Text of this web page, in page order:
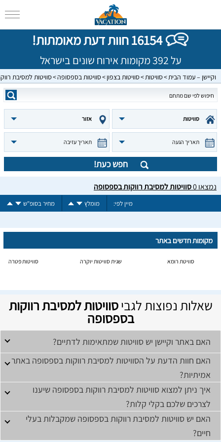
16154 חוות דעת מאומתות!
על 392 מקומות אירוח שונים בישראל
וקיישן – עמוד הבית סוויטות סוויטות בצפון סוויטות בספסופה סוויטות למסיבת
סוויטות אזור
תאריך הגעה תאריך עזיבה
חפש כעת!
נמצאו0סוויטות למסיבת רווקות בספסופה
מיין לפי: מומלץ מחיר בסופ"ש
מקומות חדשים באתר
סוויטת רומא שגית סוויטות יוקרה סוויטות פטרה
שאלות נפוצות לגביסוויטות למסיבת רווקות
בספסופה
האם באתר וקיישן יש סוויטות שמתאימות לדתיים?
האם חוות הדעת על הסוויטות למסיבת רווקות בספסופה באתר
אמיתיות?
איך ניתן למצוא סוויטות למסיבת רווקות בספסופה שיענו
לצרכים שלכם בקלי קלות?
האם יש סוויטות למסיבת רווקות בספסופה שמקבלות בעלי
חיים?